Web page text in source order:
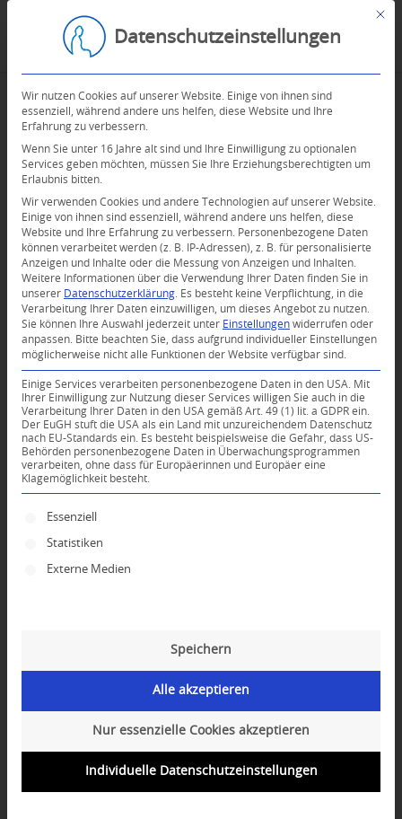
0
Dein Kommentar
An Diskussion beteiligen?
Hinterlassen Sie uns Ihren Kommentar!
Mit
Datenschutzeinstellungen
Wir nutzen Cookies auf unserer Website. Einige von ihnen sind
essenziell, während andere uns helfen, diese Website und Ihre
Erfahrung zu verbessern.
Wenn Sie unter 16 Jahre alt sind und Ihre Einwilligung zu optionalen
Services geben möchten, müssen Sie Ihre Erziehungsberechtigten um
Erlaubnis bitten.
Wir verwenden Cookies und andere Technologien auf unserer Website.
Einige von ihnen sind essenziell, während andere uns helfen, diese
Website und Ihre Erfahrung zu verbessern.
Personenbezogene Daten
können verarbeitet werden (z. B. IP-Adressen), z. B. für personalisierte
Anzeigen und Inhalte oder die Messung von Anzeigen und Inhalten.
Weitere Informationen über die Verwendung Ihrer Daten finden Sie in
unserer Datenschutzerklärung
Es besteht keine Verpflichtung, in die
Verarbeitung Ihrer Daten einzuwilligen, um dieses Angebot zu nutzen.
Sie können Ihre Auswahl jederzeit unter Einstellungen widerrufen oder
anpassen.
Bitte beachten Sie, dass aufgrund individueller Einstellungen
möglicherweise nicht alle Funktionen der Website verfügbar sind.
Einige Services verarbeiten personenbezogene Daten in den USA. Mit
Ihrer Einwilligung zur Nutzung dieser Services willigen Sie auch in die
Verarbeitung Ihrer Daten in den USA gemäß Art. 49 (1) lit. a GDPR ein.
Der EuGH stuft die USA als ein Land mit unzureichendem Datenschutz
nach EU-Standards ein. Es besteht beispielsweise die Gefahr, dass US-
Behörden personenbezogene Daten in Überwachungsprogrammen
verarbeiten, ohne dass für Europäerinnen und Europäer eine
Klagemöglichkeit besteht.
Es folgt eine Liste der Service-Gruppen, für die
Essenziell
Statistiken
Externe Medien
Speichern
Alle akzeptieren
Nur essenzielle Cookies akzeptieren
Individuelle Datenschutzeinstellungen